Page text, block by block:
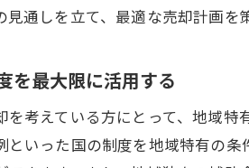
売却
門真市
売却
見通しを立て、最適な売却計画を
を最大限に活用する
を考えている方にとって、地域
といった国の制度を地域特有の